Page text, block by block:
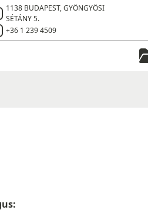
1138 BUDAPEST, GYÖNGYÖSI
SÉTÁNY 5.
+36 1 239 4509